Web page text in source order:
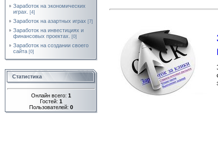
Заработок на экономических
играх.
[4]
Заработок на азартных играх [7]
Заработок на инвестициях и
финансовых проектах.
[0]
Заработок на создании своего
сайта [0]
Статистика
Онлайн всего: 1
Гостей: 1
Пользователей: 0